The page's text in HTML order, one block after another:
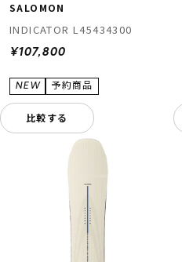
SALOMON
INDICATOR L45434300
¥107,800
比較する